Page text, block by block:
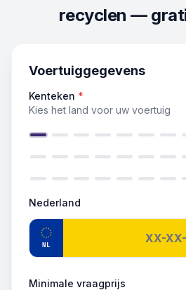
recyclen —
Voertuiggegevens
Kenteken *
Kies het land voor uw voertuig
Nederland
NL
Minimale vraagprijs